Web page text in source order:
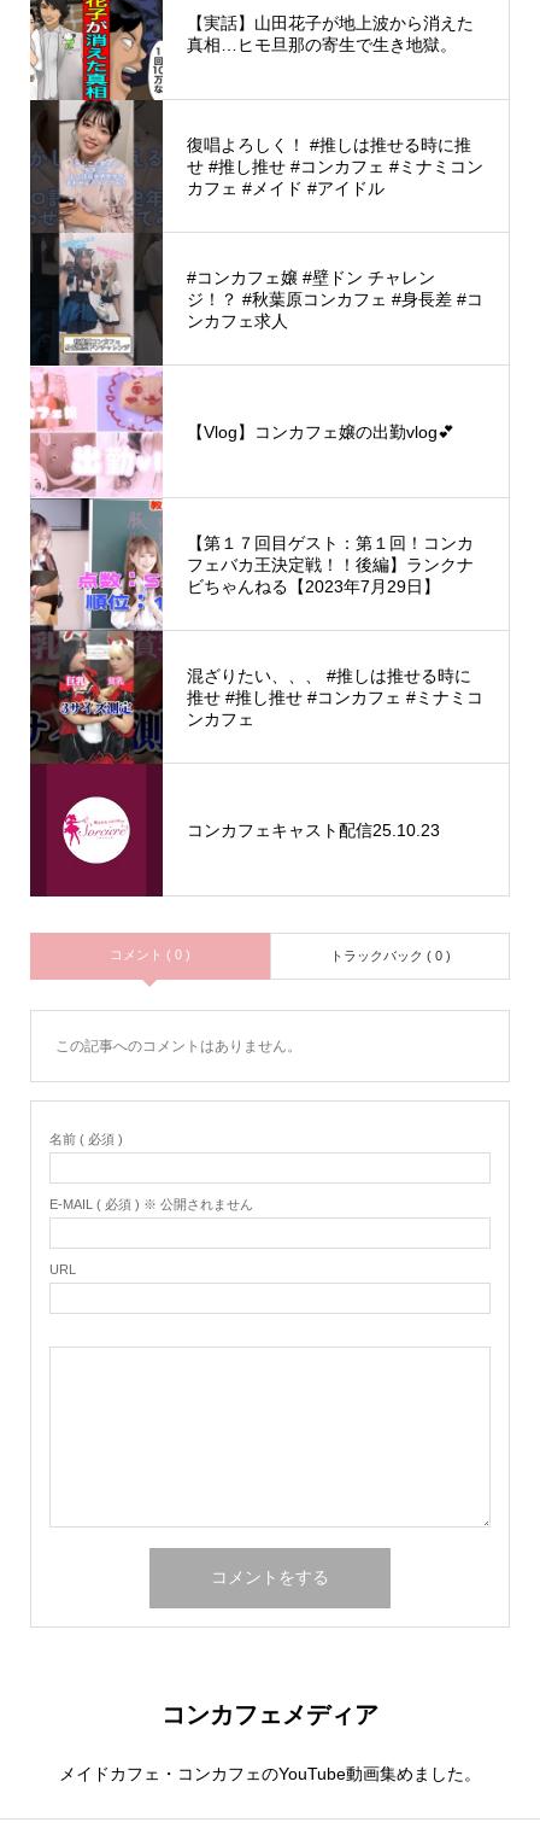
【実話】山田花子が地上波から消えた
真相…ヒモ旦那の寄生で生き地獄。
復唱よろしく！ #推しは推せる時に推
せ #推し推せ #コンカフェ #ミナミコン
カフェ #メイド #アイドル
#コンカフェ嬢 #壁ドン チャレン
ジ！？ #秋葉原コンカフェ #身長差 #コ
ンカフェ求人
【Vlog】コンカフェ嬢の出勤vlog💕
【第１７回目ゲスト：第１回！コンカ
フェバカ王決定戦！！後編】ランクナ
ビちゃんねる【2023年7月29日】
混ざりたい、、、 #推しは推せる時に
推せ #推し推せ #コンカフェ #ミナミコ
ンカフェ
コンカフェキャスト配信25.10.23
コメント ( 0 ) トラックバック ( 0 )
この記事へのコメントはありません。
名前 ( 必須 )
E-MAIL ( 必須 ) ※ 公開されません
URL
コンカフェメディア
メイドカフェ・コンカフェのYouTube動画集めました。